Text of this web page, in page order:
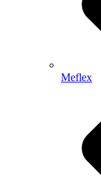
Meflex